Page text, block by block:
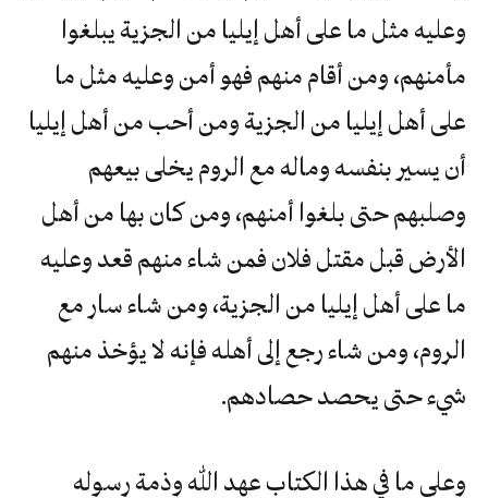
وعليه مثل ما على أهل إيليا من الجزية يبلغوا
مأمنهم، ومن أقام منهم فهو أمن وعليه مثل ما
على أهل إيليا من الجزية ومن أحب من أهل إيليا
أن يسير بنفسه وماله مع الروم يخلى بيعهم
وصلبهم حتى بلغوا أمنهم، ومن كان بها من أهل
الأرض قبل مقتل فلان فمن شاء منهم قعد وعليه
ما على أهل إيليا من الجزية، ومن شاء سار مع
الروم، ومن شاء رجع إلى أهله فإنه لا يؤخذ منهم
شيء حتى يحصد حصادهم.
وعلى ما في هذا الكتاب عهد الله وذمة رسوله